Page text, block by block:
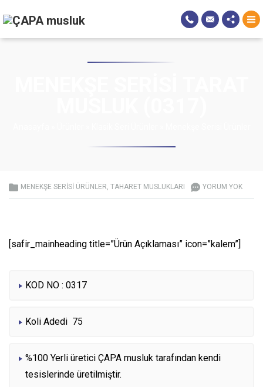
MENEKŞE SERISI ÜRÜNLER, TAHARET MUSLUKLARI YORUM YOK
[safir_mainheading title=”Ürün Açıklaması” icon=”kalem”]
KOD NO : 0317
Koli Adedi 75
%100 Yerli üretici ÇAPA musluk tarafından kendi
tesislerinde üretilmiştir.